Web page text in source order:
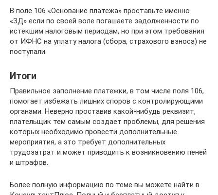
В поле 106 «Основание платежа» проставьте именно
«ЗД» если по своей воле погашаете задолженности по
истекшим налоговым периодам, но при этом требования
от ИФНС на уплату налога (сбора, страхового взноса) не
поступали.
Итоги
Правильное заполнение платежки, в том числе поля 106,
помогает избежать лишних споров с контролирующими
органами. Неверно проставив какой-нибудь реквизит,
плательщик тем самым создает проблемы, для решения
которых необходимо провести дополнительные
мероприятия, а это требует дополнительных
трудозатрат и может приводить к возникновению пеней
и штрафов.
Более полную информацию по теме вы можете найти в